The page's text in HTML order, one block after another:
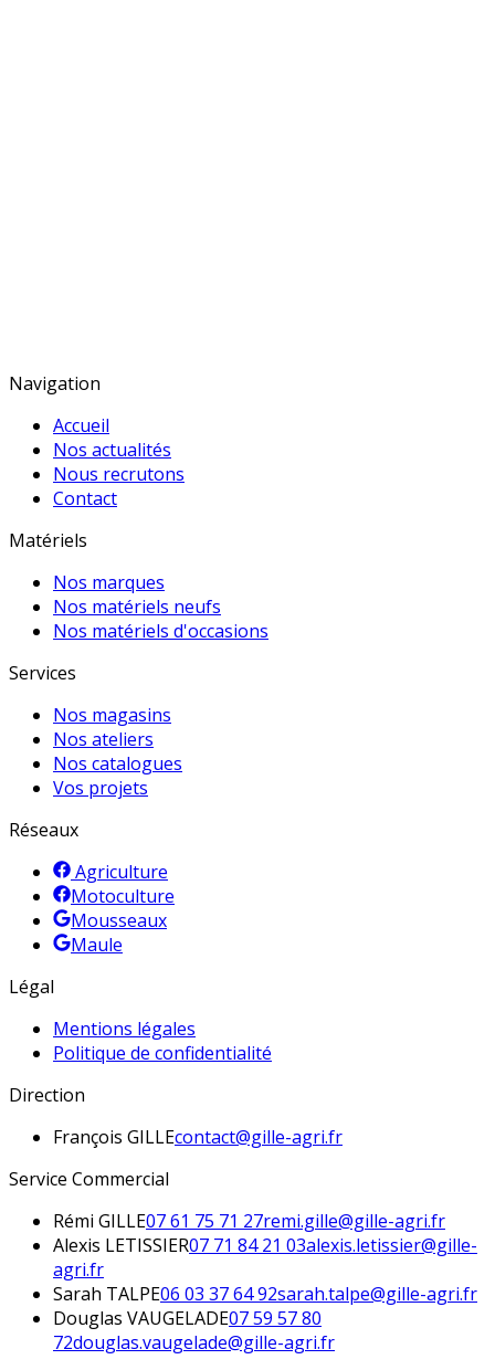
Navigation
Accueil
Nos actualités
Nous recrutons
Contact
Matériels
Nos marques
Nos matériels neufs
Nos matériels d'occasions
Services
Nos magasins
Nos ateliers
Nos catalogues
Vos projets
Réseaux
Agriculture
Motoculture
Mousseaux
Maule
Légal
Mentions légales
Politique de confidentialité
Direction
François GILLEcontact@gille-agri.fr
Service Commercial
Rémi GILLE07 61 75 71 27remi.gille@gille-agri.fr
Alexis LETISSIER07 71 84 21 03alexis.letissier@gille-
agri.fr
Sarah TALPE06 03 37 64 92sarah.talpe@gille-agri.fr
Douglas VAUGELADE07 59 57 80
72douglas.vaugelade@gille-agri.fr